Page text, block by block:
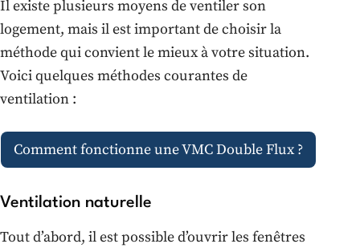
Il existe plusieurs moyens de ventiler son
logement, mais il est important de choisir la
méthode qui convient le mieux à votre situation.
Voici quelques méthodes courantes de
ventilation :
Comment fonctionne une VMC Double Flux ?
Ventilation naturelle
Tout d’abord, il est possible d’ouvrir les fenêtres